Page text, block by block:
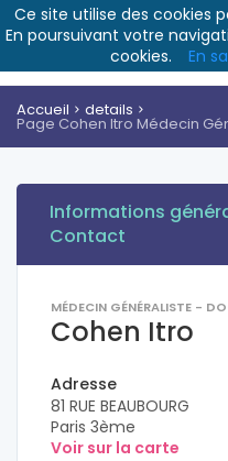
Accueil details
Page Cohen Itro Médecin
Informations
Contact
MÉDECIN GÉNÉRALISTE -
Cohen Itro
Adresse
81 RUE BEAUBOURG
Paris 3ème
Voir sur la carte
Ce site utilise des cookies
En poursuivant votre
cookies.
En